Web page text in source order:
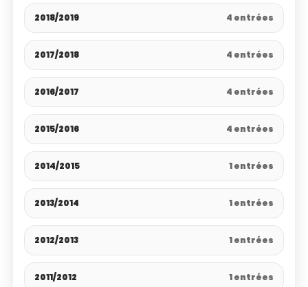
2018/2019 4 entrées
2017/2018 4 entrées
2016/2017 4 entrées
2015/2016 4 entrées
2014/2015 1 entrées
2013/2014 1 entrées
2012/2013 1 entrées
2011/2012 1 entrées